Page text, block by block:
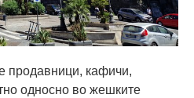
продавници, кафичи,
односно во жешките